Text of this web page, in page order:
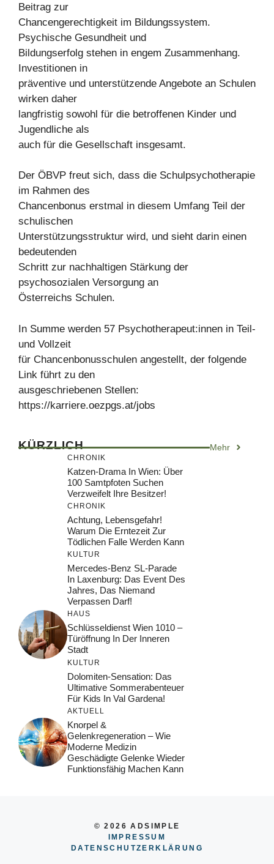
Beitrag zur
Chancengerechtigkeit im Bildungssystem.
Psychische Gesundheit und
Bildungserfolg stehen in engem Zusammenhang.
Investitionen in
präventive und unterstützende Angebote an Schulen
wirken daher
langfristig sowohl für die betroffenen Kinder und
Jugendliche als
auch für die Gesellschaft insgesamt.
Der ÖBVP freut sich, dass die Schulpsychotherapie
im Rahmen des
Chancenbonus erstmal in diesem Umfang Teil der
schulischen
Unterstützungsstruktur wird, und sieht darin einen
bedeutenden
Schritt zur nachhaltigen Stärkung der
psychosozialen Versorgung an
Österreichs Schulen.
In Summe werden 57 Psychotherapeut:innen in Teil-
und Vollzeit
für Chancenbonusschulen angestellt, der folgende
Link führt zu den
ausgeschriebenen Stellen:
https://karriere.oezpgs.at/jobs
KÜRZLICH Mehr
CHRONIK
Katzen-Drama In Wien: Über
100 Samtpfoten Suchen
Verzweifelt Ihre Besitzer!
CHRONIK
Achtung, Lebensgefahr!
Warum Die Erntezeit Zur
Tödlichen Falle Werden Kann
KULTUR
Mercedes-Benz SL-Parade
In Laxenburg: Das Event Des
Jahres, Das Niemand
Verpassen Darf!
HAUS
Schlüsseldienst Wien 1010 –
Türöffnung In Der Inneren
Stadt
KULTUR
Dolomiten-Sensation: Das
Ultimative Sommerabenteuer
Für Kids In Val Gardena!
AKTUELL
Knorpel &
Gelenkregeneration – Wie
Moderne Medizin
Geschädigte Gelenke Wieder
Funktionsfähig Machen Kann
© 2026 ADSIMPLE
IMPRESSUM
DATENSCHUTZERKLÄRUNG